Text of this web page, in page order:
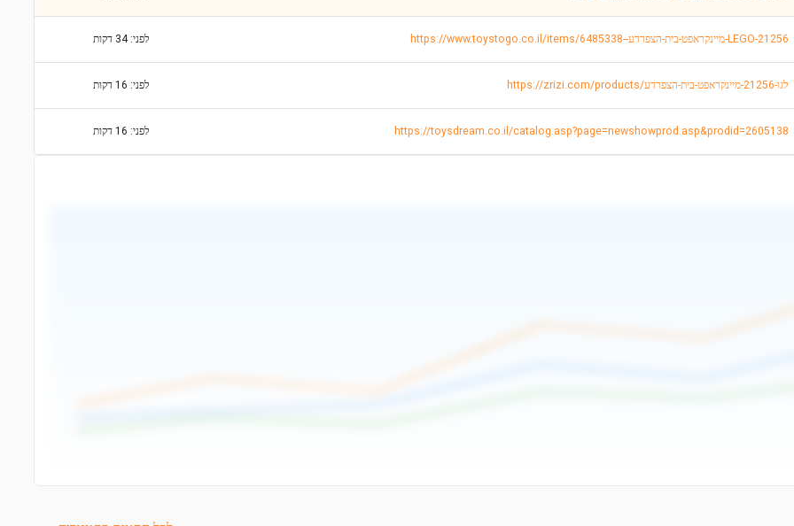
https://www.toystogo.co.il/items/6485338--מיינקראפט-בית-הצפרדע-LEGO-21256 לפני: 34 דקות
https://zrizi.com/products/לגו-21256-מיינקראפט-בית-הצפרדע לפני: 16 דקות
https://toysdream.co.il/catalog.asp?page=newshowprod.asp&prodid=2605138 לפני: 16 דקות